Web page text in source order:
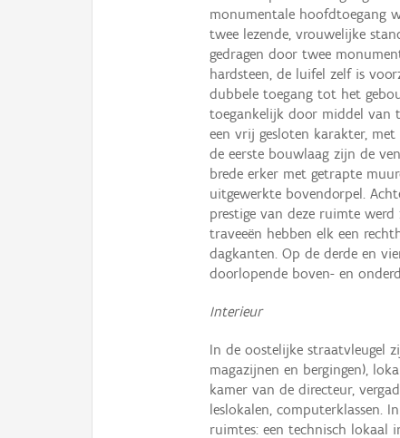
monumentale hoofdtoegang
twee lezende, vrouwelijke
gedragen door twee
hardsteen, de luifel zelf is
dubbele toegang tot het
toegankelijk door middel van
een vrij gesloten karakter,
de eerste bouwlaag zijn de
brede erker met getrapte
uitgewerkte bovendorpel.
prestige van deze ruimte werd
traveeën hebben elk een
dagkanten. Op de derde en
doorlopende boven- en
Interieur
In de oostelijke straatvleugel
magazijnen en bergingen),
kamer van de directeur,
leslokalen, computerklassen.
ruimtes: een technisch lokaal